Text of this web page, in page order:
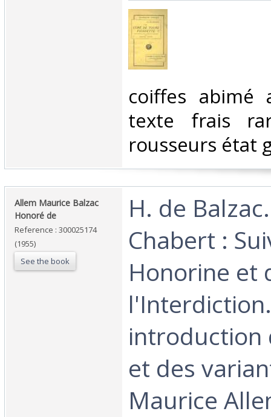
‎coiffes abimé
texte frais
rousseurs état
‎Allem Maurice Balzac
Honoré de‎
Reference : 300025174
(1955)
See the book
‎H. de
Chabert :
Honorine et
introduction
et des
Maurice